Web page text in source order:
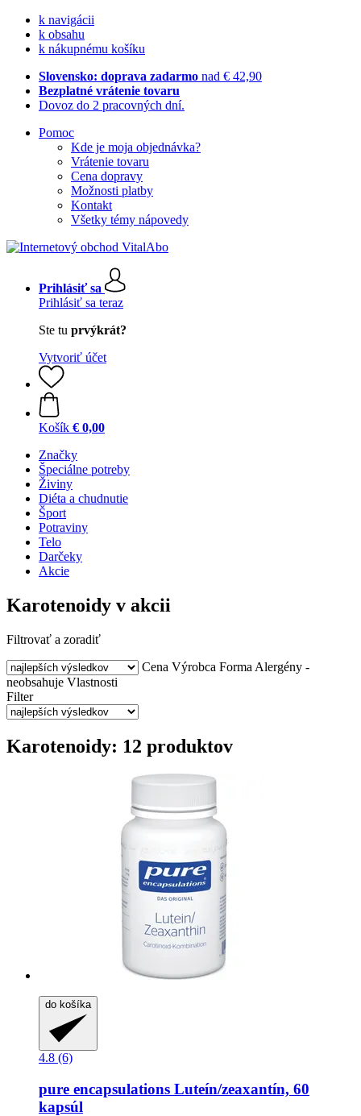
k navigácii
k obsahu
k nákupnému košíku
Slovensko: doprava zadarmo nad € 42,90
Bezplatné vrátenie tovaru
Dovoz do 2 pracovných dní.
Pomoc
Kde je moja objednávka?
Vrátenie tovaru
Cena dopravy
Možnosti platby
Kontakt
Všetky témy nápovedy
Prihlásiť sa
Prihlásiť sa teraz
Ste tu prvýkrát?
Vytvoriť účet
Košík € 0,00
Značky
Špeciálne potreby
Živiny
Diéta a chudnutie
Šport
Potraviny
Telo
Darčeky
Akcie
Karotenoidy v akcii
Filtrovať a zoradiť
Cena Výrobca Forma Alergény -
neobsahuje Vlastnosti
Filter
Karotenoidy: 12 produktov
do košíka
4.8 (6)
pure encapsulations Luteín/zeaxantín, 60
kapsúl